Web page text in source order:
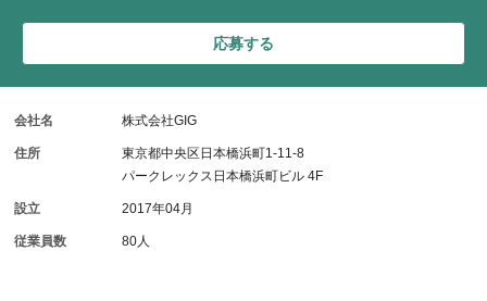
応募する
会社名 株式会社GIG
住所
東京都中央区日本橋浜町1-11-8
パークレックス日本橋浜町ビル 4F
設立 2017年04月
従業員数 80人